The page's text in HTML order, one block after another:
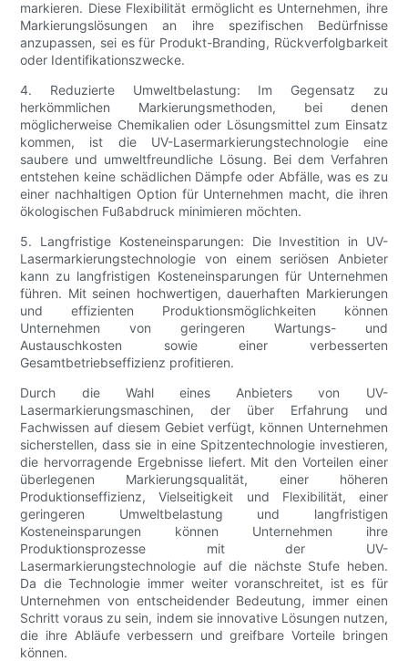
markieren. Diese Flexibilität ermöglicht es Unternehmen, ihre
Markierungslösungen an ihre spezifischen Bedürfnisse
anzupassen, sei es für Produkt-Branding, Rückverfolgbarkeit
oder Identifikationszwecke.
4. Reduzierte Umweltbelastung: Im Gegensatz zu
herkömmlichen Markierungsmethoden, bei denen
möglicherweise Chemikalien oder Lösungsmittel zum Einsatz
kommen, ist die UV-Lasermarkierungstechnologie eine
saubere und umweltfreundliche Lösung. Bei dem Verfahren
entstehen keine schädlichen Dämpfe oder Abfälle, was es zu
einer nachhaltigen Option für Unternehmen macht, die ihren
ökologischen Fußabdruck minimieren möchten.
5. Langfristige Kosteneinsparungen: Die Investition in UV-
Lasermarkierungstechnologie von einem seriösen Anbieter
kann zu langfristigen Kosteneinsparungen für Unternehmen
führen. Mit seinen hochwertigen, dauerhaften Markierungen
und effizienten Produktionsmöglichkeiten können
Unternehmen von geringeren Wartungs- und
Austauschkosten sowie einer verbesserten
Gesamtbetriebseffizienz profitieren.
Durch die Wahl eines Anbieters von UV-
Lasermarkierungsmaschinen, der über Erfahrung und
Fachwissen auf diesem Gebiet verfügt, können Unternehmen
sicherstellen, dass sie in eine Spitzentechnologie investieren,
die hervorragende Ergebnisse liefert. Mit den Vorteilen einer
überlegenen Markierungsqualität, einer höheren
Produktionseffizienz, Vielseitigkeit und Flexibilität, einer
geringeren Umweltbelastung und langfristigen
Kosteneinsparungen können Unternehmen ihre
Produktionsprozesse mit der UV-
Lasermarkierungstechnologie auf die nächste Stufe heben.
Da die Technologie immer weiter voranschreitet, ist es für
Unternehmen von entscheidender Bedeutung, immer einen
Schritt voraus zu sein, indem sie innovative Lösungen nutzen,
die ihre Abläufe verbessern und greifbare Vorteile bringen
können.